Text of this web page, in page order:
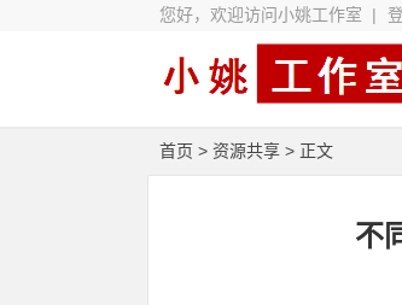
您好，欢迎访问小姚工作室 |
首页 > 资源共享 > 正文
不